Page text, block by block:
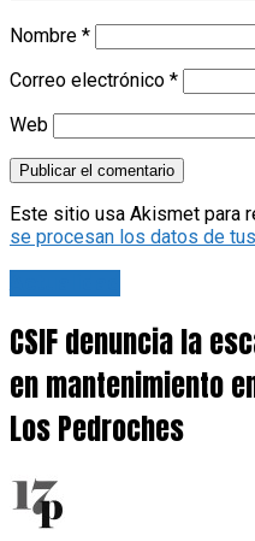
Nombre *
Correo electrónico *
Web
Este sitio usa Akismet para
se procesan los datos de
CSIF denuncia la
en mantenimiento
Los Pedroches